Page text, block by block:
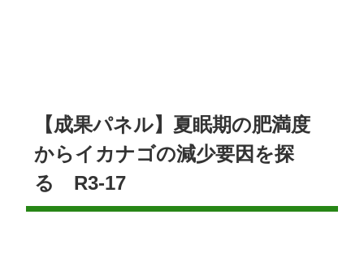
【成果パネル】夏眠期の肥満度
からイカナゴの減少要因を探
る R3-17